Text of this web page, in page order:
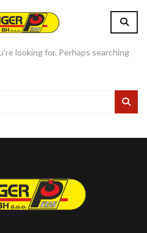
looking for. Perhaps searching